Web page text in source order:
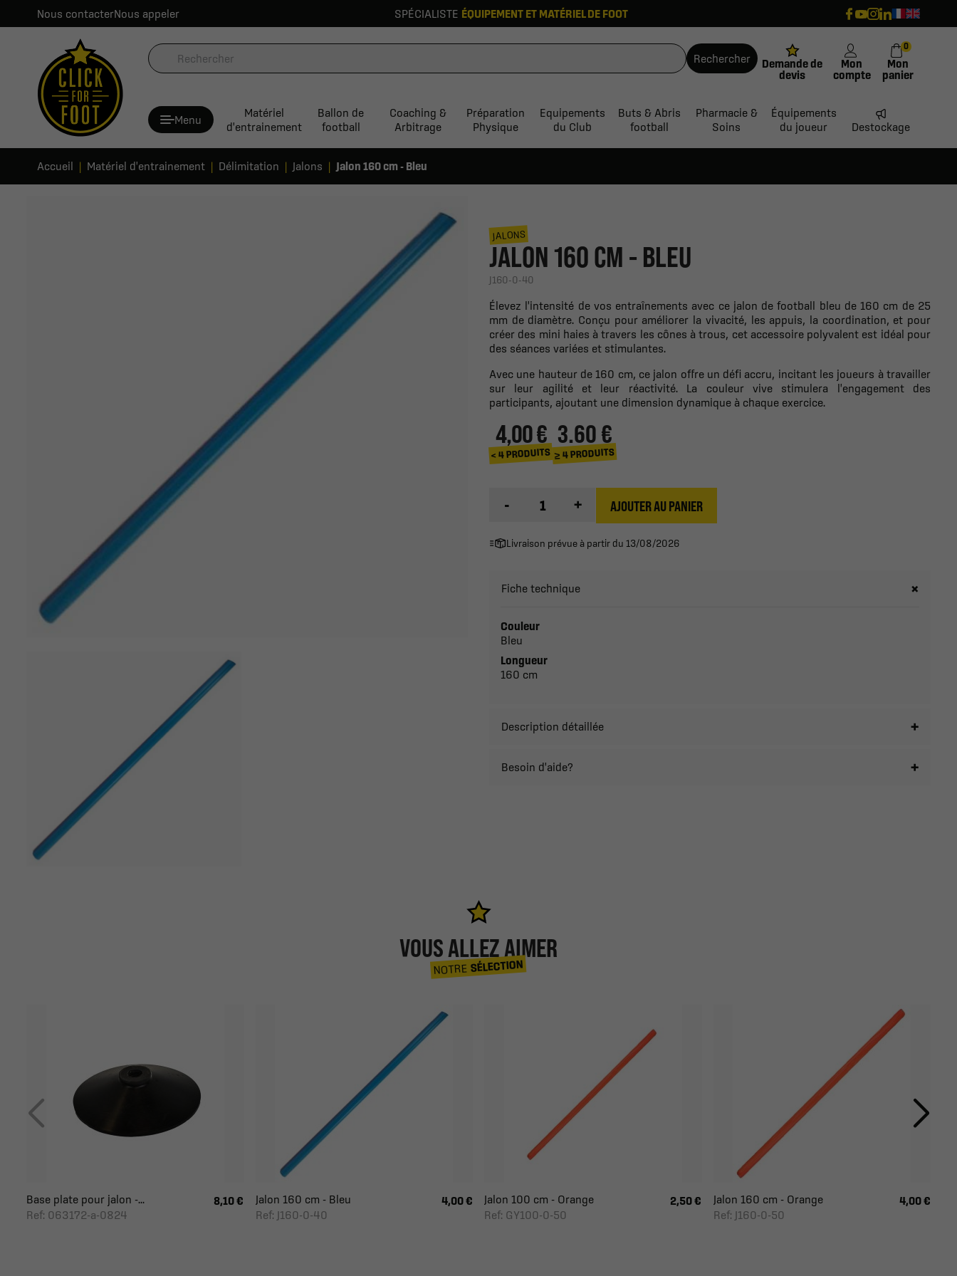
Nous contacterNous appeler SPÉCIALISTE ÉQUIPEMENT ET MATÉRIEL DE FOOT
Rechercher
Demande de
devis
Mon
compte
Mon
panier
0
Menu
Matériel
d'entrainement
Ballon de
football
Coaching &
Arbitrage
Préparation
Physique
Equipements
du Club
Buts & Abris
football
Pharmacie &
Soins
Équipements
du joueur
Destockage
Accueil Matériel d'entrainement Délimitation Jalons Jalon 160 cm - Bleu
JALONS
JALON 160 CM - BLEU
J160-0-40
Élevez l'intensité de vos entraînements avec ce jalon de football bleu de 160 cm de 25
mm de diamètre. Conçu pour améliorer la vivacité, les appuis, la coordination, et pour
créer des mini haies à travers les cônes à trous, cet accessoire polyvalent est idéal pour
des séances variées et stimulantes.
Avec une hauteur de 160 cm, ce jalon offre un défi accru, incitant les joueurs à travailler
sur leur agilité et leur réactivité. La couleur vive stimulera l'engagement des
participants, ajoutant une dimension dynamique à chaque exercice.
4,00 €
< 4 PRODUITS
3.60 €
≥ 4 PRODUITS
- + AJOUTER AU PANIER
Livraison prévue à partir du 13/08/2026
Fiche technique
Couleur
Bleu
Longueur
160 cm
Description détaillée
Besoin d'aide?
VOUS ALLEZ AIMER
NOTRESÉLECTION
Base plate pour jalon -...
Ref: 063172-a-0824
8,10 €
Jalon 160 cm - Bleu
Ref: J160-0-40
4,00 €
Jalon 100 cm - Orange
Ref: GY100-0-50
2,50 €
Jalon 160 cm - Orange
Ref: J160-0-50
4,00 €